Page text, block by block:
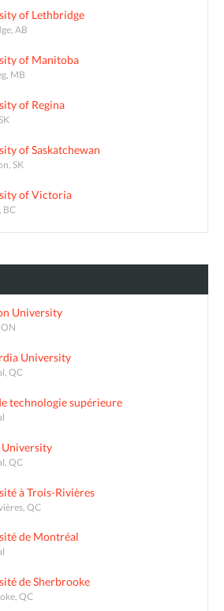
of Lethbridge
AB
of Manitoba
MB
of Regina
of Saskatchewan
SK
of Victoria
BC
University
University
QC
technologie supérieure
QC
à Trois-Rivières
QC
de Montréal
de Sherbrooke
QC